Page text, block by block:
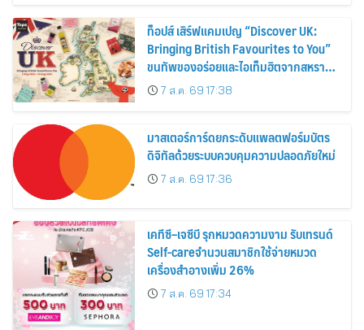
ท็อปส์ เสิร์ฟแคมเปญ “Discover UK:
Bringing British Favourites to You”
ขนทัพของอร่อยและไอเท็มฮิตจากสหราช
อาณาจักร ส่งตรงถึงมือตั้งแต่วันนี้ – 18
สิงหาคมนี้
7 ส.ค. 69 17:38
มาสเตอร์การ์ดยกระดับแพลตฟอร์มบัตร
ดิจิทัลด้วยระบบควบคุมความปลอดภัยใหม่
7 ส.ค. 69 17:36
เคทีซี–เจซีบี รุกหมวดความงาม รับเทรนด์
Self-careจำนวนสมาชิกใช้จ่ายหมวด
เครื่องสำอางเพิ่ม 26%
7 ส.ค. 69 17:34